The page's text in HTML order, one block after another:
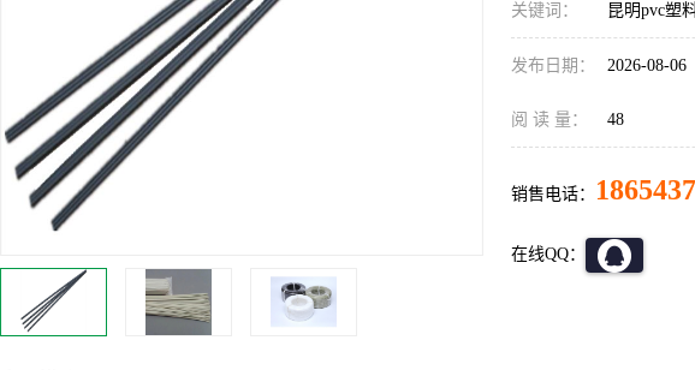
关键词： 昆明pvc塑
发布日期： 2026-08-06
阅 读 量： 48
销售电话：
在线QQ：